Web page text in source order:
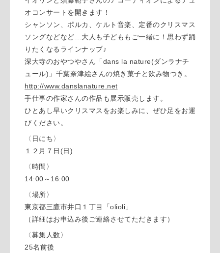
オコンサートを開きます！
シャンソン、ポルカ、ケルト音楽、定番のクリスマス
ソングなどなど…大人も子どももご一緒に！思わず踊
りたくなるラインナップ♪
深大寺のおやつやさん「dans la nature(ダンラナチ
ュール)」千葉奈津絵さんの焼き菓子と飲み物つき。
http://www.danslanature.net
手仕事の作家さんの作品も展示販売します。
ひとあし早いクリスマスをお楽しみに、ぜひ足をお運
びください。
〈日にち〉
１２月７日(日)
〈時間〉
14:00～16:00
〈場所〉
東京都三鷹市井口１丁目「olioli」
（詳細はお申込み後ご連絡させてただきます）
〈募集人数〉
25名前後